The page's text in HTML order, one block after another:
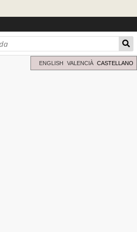
ENGLISH VALENCIÀ CASTELLANO